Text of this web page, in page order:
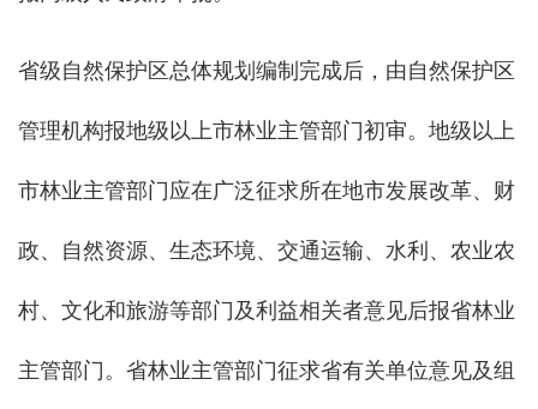
省级自然保护区总体规划编制完成后，由自然保护区
管理机构报地级以上市林业主管部门初审。地级以上
市林业主管部门应在广泛征求所在地市发展改革、财
政、自然资源、生态环境、交通运输、水利、农业农
村、文化和旅游等部门及利益相关者意见后报省林业
主管部门。省林业主管部门征求省有关单位意见及组